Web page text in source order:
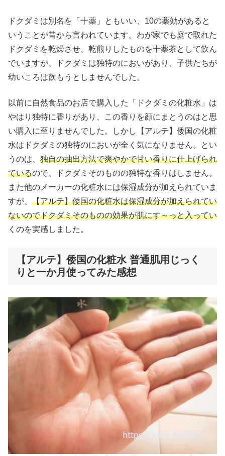
ドクダミは別名を「十薬」ともいい、10の薬効があると
いうことが昔から言われています。わが家でも庭で取れた
ドクダミを乾燥させ、乾煎りしたものを十薬茶として飲ん
でいますが、ドクダミは独特のにおいがあり、子供たちが
幼いころは飲もうとしませんでした。
以前に自然食品のお店で購入した「ドクダミの化粧水」は
やはり独特に香りがあり、この香りを顔にまとうのはと思
い購入に至りませんでした。しかし【アルテ】倭国の化粧
水はドクダミの独特のにおいが全く気になりません。とい
うのは、 独自の抽出方法で爽やかで甘い香りに仕上げられ
ているので、ドクダミそのものの独特な香りはしません。
また他のメーカーの化粧水には保湿成分が加えられていま
すが、 【アルテ】倭国の化粧水は保湿成分が加えられてい
ないのでドクダミそのものの効果が肌にす～っと入ってい
くのを実感しました。
【アルテ】倭国の化粧水 普通肌用じっく
りと一か月使ってみた感想